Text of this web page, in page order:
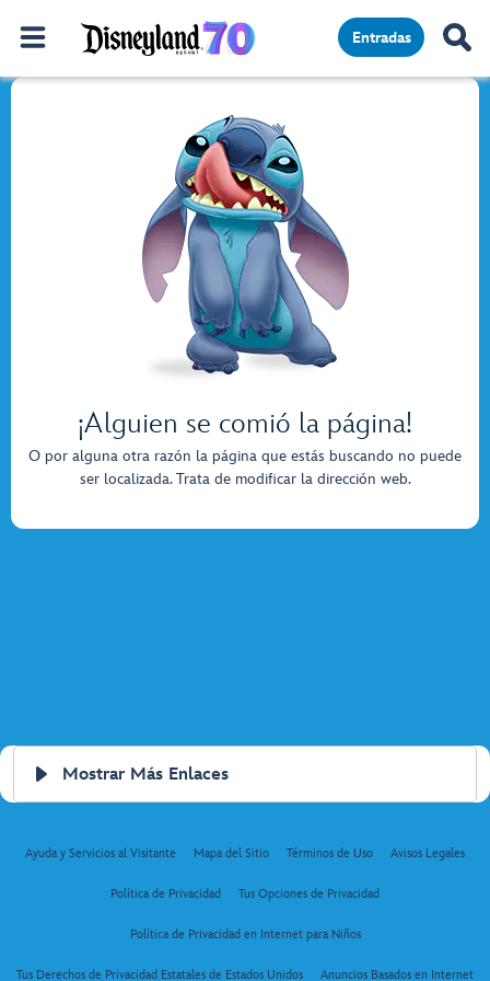
Entradas
¡Alguien se comió la página!
O por alguna otra razón la página que estás buscando no puede
ser localizada. Trata de modificar la dirección web.
Mostrar Más Enlaces
Ayuda y Servicios al Visitante Mapa del Sitio Términos de Uso Avisos Legales
Política de Privacidad Tus Opciones de Privacidad
Política de Privacidad en Internet para Niños
Tus Derechos de Privacidad Estatales de Estados Unidos Anuncios Basados en Internet